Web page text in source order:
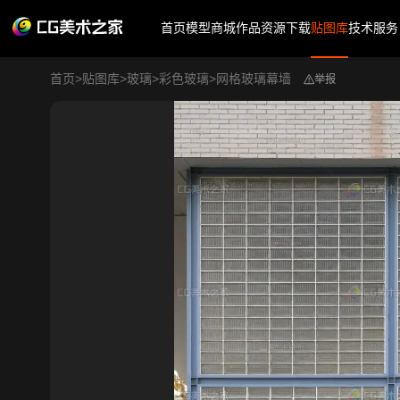
首页模型商城作品资源下载贴图库技术服务
首页>贴图库>玻璃>彩色玻璃>网格玻璃幕墙 举报